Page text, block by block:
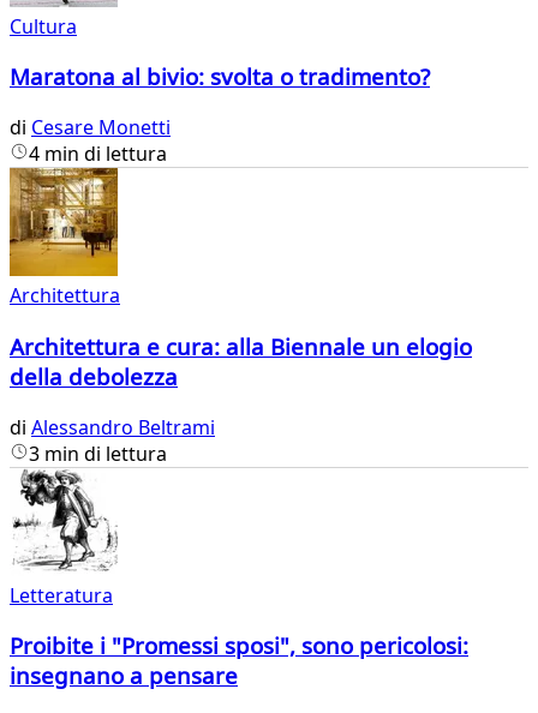
Cultura
Maratona al bivio: svolta o tradimento?
di Cesare Monetti
4 min di lettura
Architettura
Architettura e cura: alla Biennale un elogio
della debolezza
di Alessandro Beltrami
3 min di lettura
Letteratura
Proibite i "Promessi sposi", sono pericolosi:
insegnano a pensare